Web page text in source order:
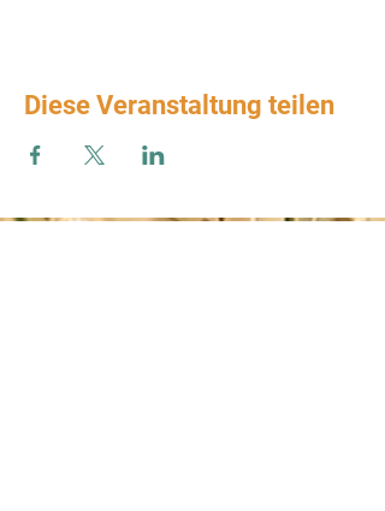
Diese Veranstaltung teilen